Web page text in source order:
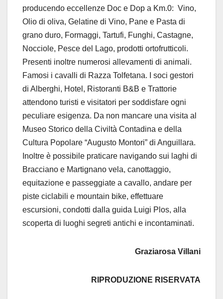
producendo eccellenze Doc e Dop a Km.0: Vino,
Olio di oliva, Gelatine di Vino, Pane e Pasta di
grano duro, Formaggi, Tartufi, Funghi, Castagne,
Nocciole, Pesce del Lago, prodotti ortofrutticoli.
Presenti inoltre numerosi allevamenti di animali.
Famosi i cavalli di Razza Tolfetana. I soci gestori
di Alberghi, Hotel, Ristoranti B&B e Trattorie
attendono turisti e visitatori per soddisfare ogni
peculiare esigenza. Da non mancare una visita al
Museo Storico della Civiltà Contadina e della
Cultura Popolare “Augusto Montori” di Anguillara.
Inoltre è possibile praticare navigando sui laghi di
Bracciano e Martignano vela, canottaggio,
equitazione e passeggiate a cavallo, andare per
piste ciclabili e mountain bike, effettuare
escursioni, condotti dalla guida Luigi Plos, alla
scoperta di luoghi segreti antichi e incontaminati.
Graziarosa Villani
RIPRODUZIONE RISERVATA